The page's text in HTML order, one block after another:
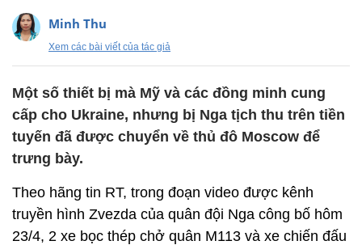
Minh Thu
Xem các bài viết của tác giả
Một số thiết bị mà Mỹ và các đồng minh cung
cấp cho Ukraine, nhưng bị Nga tịch thu trên tiền
tuyến đã được chuyển về thủ đô Moscow để
trưng bày.
Theo hãng tin RT, trong đoạn video được kênh
truyền hình Zvezda của quân đội Nga công bố hôm
23/4, 2 xe bọc thép chở quân M113 và xe chiến đấu